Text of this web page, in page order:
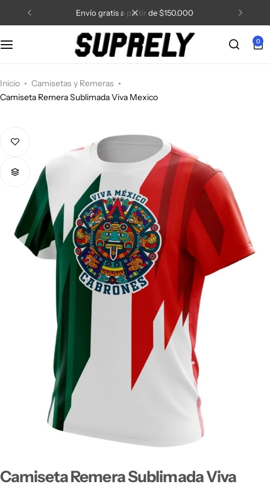
de $150.000 5% de descuento con el
0
Inicio
Camisetas y Remeras
Camiseta Remera Sublimada Viva Mexico
Camiseta Remera Sublimada Viva